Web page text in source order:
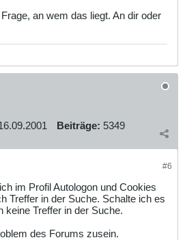
an wem das liegt. An dir oder
Beiträge: 5349
#6
im Profil Autologon und Cookies
Treffer in der Suche. Schalte ich es
keine Treffer in der Suche.
des Forums zusein.